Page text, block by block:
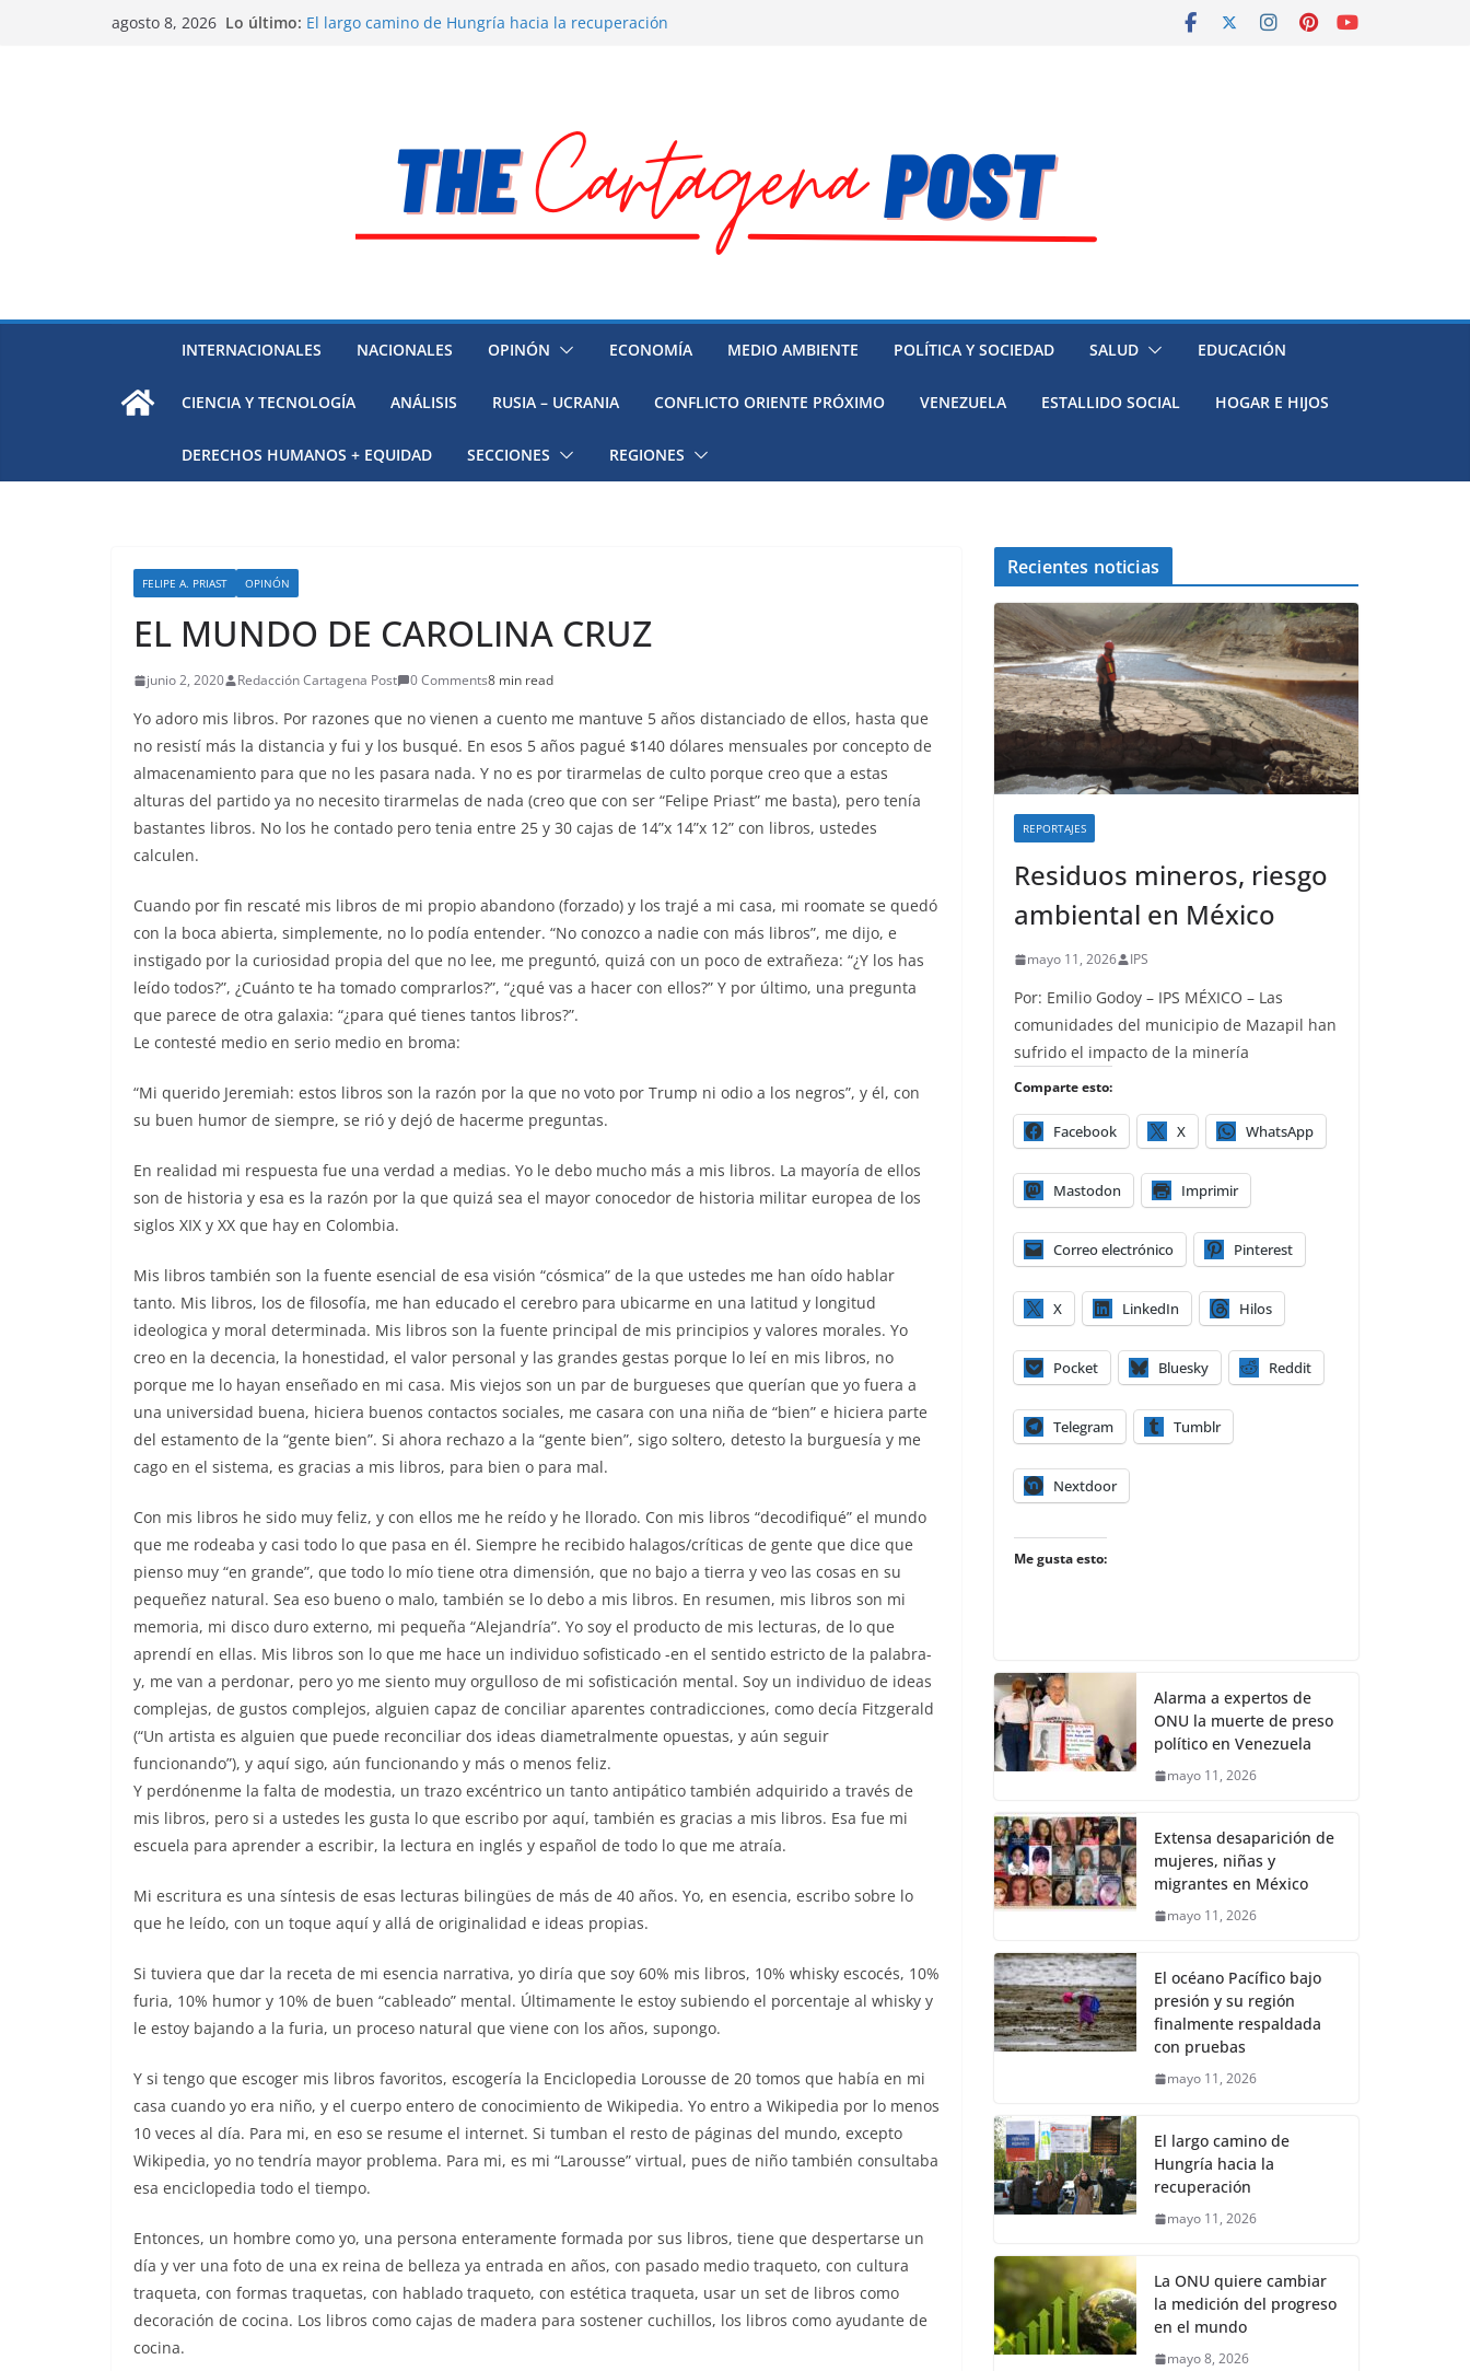
agosto 8, 2026 Lo último: respaldada con pruebas
Extensa desaparición de mujeres, niñas y migrantes en
INTERNACIONALES NACIONALES OPINÓN ECONOMÍA MEDIO AMBIENTE POLÍTICA Y SOCIEDAD SALUD EDUCACIÓN
CIENCIA Y TECNOLOGÍA ANÁLISIS RUSIA – UCRANIA CONFLICTO ORIENTE PRÓXIMO VENEZUELA ESTALLIDO SOCIAL HOGAR E HIJOS
DERECHOS HUMANOS + EQUIDAD SECCIONES REGIONES
FELIPE A. PRIAST OPINÓN
EL MUNDO DE CAROLINA CRUZ
junio 2, 2020 Redacción Cartagena Post 0 Comments8 min read
Yo adoro mis libros. Por razones que no vienen a cuento me mantuve 5 años distanciado de ellos, hasta que
no resistí más la distancia y fui y los busqué. En esos 5 años pagué $140 dólares mensuales por concepto de
almacenamiento para que no les pasara nada. Y no es por tirarmelas de culto porque creo que a estas
alturas del partido ya no necesito tirarmelas de nada (creo que con ser “Felipe Priast” me basta), pero tenía
bastantes libros. No los he contado pero tenia entre 25 y 30 cajas de 14”x 14”x 12” con libros, ustedes
calculen.
Cuando por fin rescaté mis libros de mi propio abandono (forzado) y los trajé a mi casa, mi roomate se quedó
con la boca abierta, simplemente, no lo podía entender. “No conozco a nadie con más libros”, me dijo, e
instigado por la curiosidad propia del que no lee, me preguntó, quizá con un poco de extrañeza: “¿Y los has
leído todos?”, ¿Cuánto te ha tomado comprarlos?”, “¿qué vas a hacer con ellos?” Y por último, una pregunta
que parece de otra galaxia: “¿para qué tienes tantos libros?”.
Le contesté medio en serio medio en broma:
“Mi querido Jeremiah: estos libros son la razón por la que no voto por Trump ni odio a los negros”, y él, con
su buen humor de siempre, se rió y dejó de hacerme preguntas.
En realidad mi respuesta fue una verdad a medias. Yo le debo mucho más a mis libros. La mayoría de ellos
son de historia y esa es la razón por la que quizá sea el mayor conocedor de historia militar europea de los
siglos XIX y XX que hay en Colombia.
Mis libros también son la fuente esencial de esa visión “cósmica” de la que ustedes me han oído hablar
tanto. Mis libros, los de filosofía, me han educado el cerebro para ubicarme en una latitud y longitud
ideologica y moral determinada. Mis libros son la fuente principal de mis principios y valores morales. Yo
creo en la decencia, la honestidad, el valor personal y las grandes gestas porque lo leí en mis libros, no
porque me lo hayan enseñado en mi casa. Mis viejos son un par de burgueses que querían que yo fuera a
una universidad buena, hiciera buenos contactos sociales, me casara con una niña de “bien” e hiciera parte
del estamento de la “gente bien”. Si ahora rechazo a la “gente bien”, sigo soltero, detesto la burguesía y me
cago en el sistema, es gracias a mis libros, para bien o para mal.
Con mis libros he sido muy feliz, y con ellos me he reído y he llorado. Con mis libros “decodifiqué” el mundo
que me rodeaba y casi todo lo que pasa en él. Siempre he recibido halagos/críticas de gente que dice que
pienso muy “en grande”, que todo lo mío tiene otra dimensión, que no bajo a tierra y veo las cosas en su
pequeñez natural. Sea eso bueno o malo, también se lo debo a mis libros. En resumen, mis libros son mi
memoria, mi disco duro externo, mi pequeña “Alejandría”. Yo soy el producto de mis lecturas, de lo que
aprendí en ellas. Mis libros son lo que me hace un individuo sofisticado -en el sentido estricto de la palabra-
y, me van a perdonar, pero yo me siento muy orgulloso de mi sofisticación mental. Soy un individuo de ideas
complejas, de gustos complejos, alguien capaz de conciliar aparentes contradicciones, como decía Fitzgerald
(“Un artista es alguien que puede reconciliar dos ideas diametralmente opuestas, y aún seguir
funcionando”), y aquí sigo, aún funcionando y más o menos feliz.
Y perdónenme la falta de modestia, un trazo excéntrico un tanto antipático también adquirido a través de
mis libros, pero si a ustedes les gusta lo que escribo por aquí, también es gracias a mis libros. Esa fue mi
escuela para aprender a escribir, la lectura en inglés y español de todo lo que me atraía.
Mi escritura es una síntesis de esas lecturas bilingües de más de 40 años. Yo, en esencia, escribo sobre lo
que he leído, con un toque aquí y allá de originalidad e ideas propias.
Si tuviera que dar la receta de mi esencia narrativa, yo diría que soy 60% mis libros, 10% whisky escocés, 10%
furia, 10% humor y 10% de buen “cableado” mental. Últimamente le estoy subiendo el porcentaje al whisky y
le estoy bajando a la furia, un proceso natural que viene con los años, supongo.
Y si tengo que escoger mis libros favoritos, escogería la Enciclopedia Lorousse de 20 tomos que había en mi
casa cuando yo era niño, y el cuerpo entero de conocimiento de Wikipedia. Yo entro a Wikipedia por lo menos
10 veces al día. Para mi, en eso se resume el internet. Si tumban el resto de páginas del mundo, excepto
Wikipedia, yo no tendría mayor problema. Para mi, es mi “Larousse” virtual, pues de niño también consultaba
esa enciclopedia todo el tiempo.
Entonces, un hombre como yo, una persona enteramente formada por sus libros, tiene que despertarse un
día y ver una foto de una ex reina de belleza ya entrada en años, con pasado medio traqueto, con cultura
traqueta, con formas traquetas, con hablado traqueto, con estética traqueta, usar un set de libros como
decoración de cocina. Los libros como cajas de madera para sostener cuchillos, los libros como ayudante de
cocina.
Recientes noticias
REPORTAJES
Residuos mineros, riesgo
ambiental en México
mayo 11, 2026 IPS
Por: Emilio Godoy – IPS MÉXICO – Las
comunidades del municipio de Mazapil han
sufrido el impacto de la minería
Comparte esto:
Facebook X WhatsApp
Mastodon Imprimir
Correo electrónico Pinterest
X LinkedIn Hilos
Pocket Bluesky Reddit
Telegram Tumblr
Nextdoor
Me gusta esto:
Alarma a expertos de
ONU la muerte de preso
político en Venezuela
mayo 11, 2026
Extensa desaparición de
mujeres, niñas y
migrantes en México
mayo 11, 2026
El océano Pacífico bajo
presión y su región
finalmente respaldada
con pruebas
mayo 11, 2026
El largo camino de
Hungría hacia la
recuperación
mayo 11, 2026
La ONU quiere cambiar
la medición del progreso
en el mundo
mayo 8, 2026